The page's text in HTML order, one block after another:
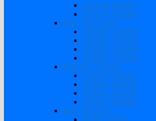
EASUN 3800W
EASUN 6200W
Biến Tần Sumry
SUMRY 1800W
SUMRY 3000W
SUMRY 3800W
SUMRY 6200W
Biến tần ZUMAX
ZUMAX 3000W
ZUMAX 5500W
ZUMAX 6200W
ZUMAX 6600W
Biến Tần Bơm
BƠM 5500W